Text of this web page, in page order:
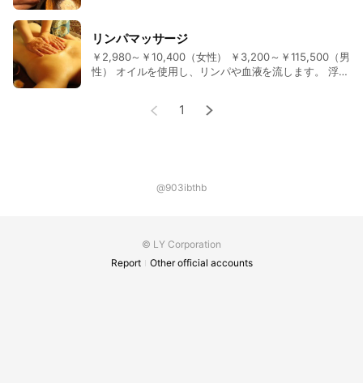
リンパマッサージ
￥2,980～￥10,400（女性） ￥3,200～￥115,500（男
性） オイルを使用し、リンパや血液を流します。 浮腫
1
@903ibthb
© LY Corporation
Report
Other official accounts